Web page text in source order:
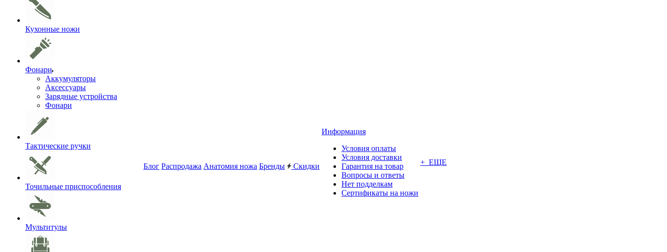
Кухонные ножи
Фонари
Аккумуляторы
Аксессуары
Зарядные устройства
Фонари
Тактические ручки
Точильные приспособления
Мультитулы
Блог Распродажа Анатомия ножа Бренды Скидки
Информация
Условия оплаты
Условия доставки
Гарантия на товар
Вопросы и ответы
Нет подделкам
Сертификаты на ножи
+ ЕЩЕ